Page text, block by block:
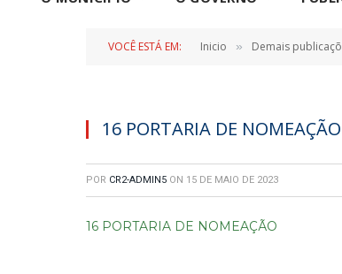
VOCÊ ESTÁ EM: Inicio » Demais
16 PORTARIA DE NOMEAÇÃO
POR CR2-ADMIN5 ON 15 DE MAIO DE 2023
16 PORTARIA DE NOMEAÇÃO